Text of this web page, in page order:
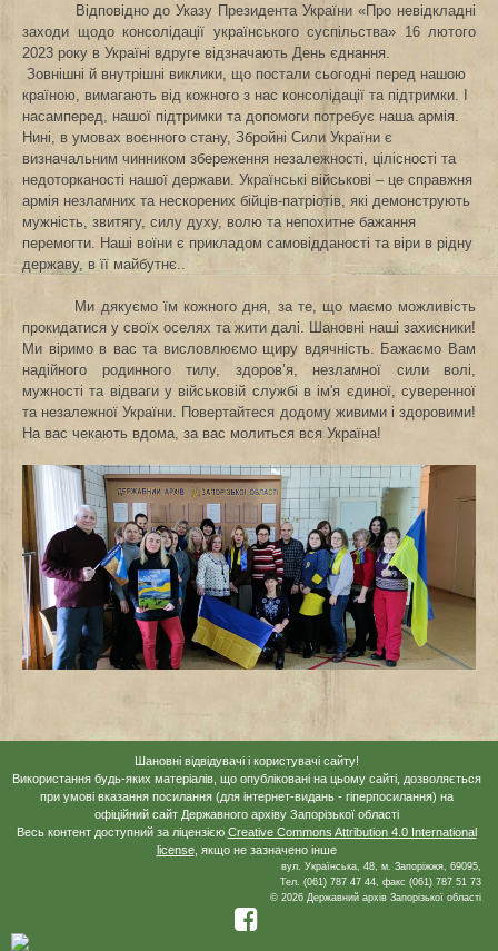
Відповідно до Указу Президента України «Про невідкладні
заходи щодо консолідації українського суспільства» 16 лютого
2023 року в Україні вдруге відзначають День єднання.
Зовнішні й внутрішні виклики, що постали сьогодні перед нашою
країною, вимагають від кожного з нас консолідації та підтримки. І
насамперед, нашої підтримки та допомоги потребує наша армія.
Нині, в умовах воєнного стану, Збройні Сили України є
визначальним чинником збереження незалежності, цілісності та
недоторканості нашої держави. Українські військові – це справжня
армія незламних та нескорених бійців-патріотів, які демонструють
мужність, звитягу, силу духу, волю та непохитне бажання
перемогти. Наші воїни є прикладом самовідданості та віри в рідну
державу, в її майбутнє..
Ми дякуємо їм кожного дня, за те, що маємо можливість
прокидатися у своїх оселях та жити далі. Шановні наші захисники!
Ми віримо в вас та висловлюємо щиру вдячність. Бажаємо Вам
надійного родинного тилу, здоров’я, незламної сили волі,
мужності та відваги у військовій службі в ім'я єдиної, суверенної
та незалежної України. Повертайтеся додому живими і здоровими!
На вас чекають вдома, за вас молиться вся Україна!
Шановні відвідувачі і користувачі сайту!
Використання будь-яких матеріалів, що опубліковані на цьому сайті, дозволяється
при умові вказання посилання (для інтернет-видань - гіперпосилання) на
офіційний сайт Державного архіву Запорізької області
Весь контент доступний за ліцензією Creative Commons Attribution 4.0 International
license, якщо не зазначено інше
вул. Українська, 48, м. Запоріжжя, 69095,
Тел. (061) 787 47 44, факс (061) 787 51 73
© 2026 Державний архів Запорізької області